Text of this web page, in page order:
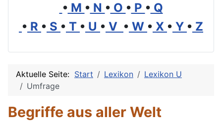
• M • N • O • P • Q
• R • S • T • U • V • W • X • Y • Z
Aktuelle Seite: Start Lexikon
Lexikon U
Umfrage
Begriffe aus aller Welt